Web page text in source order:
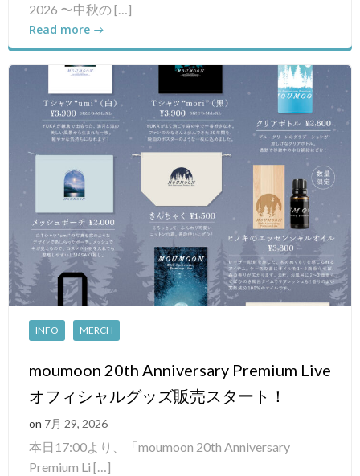
2026 〜中秋の […]
Read more
INFO MERCH
moumoon 20th Anniversary Premium Live
オフィシャルグッズ販売スタート！
on 7月 29, 2026
本日17:00より、「moumoon 20th Anniversary
Premium Li […]